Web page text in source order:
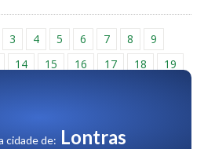
3 4 5 6 7 8
9
14 15 16 17 18
19
cidade de: Lontras